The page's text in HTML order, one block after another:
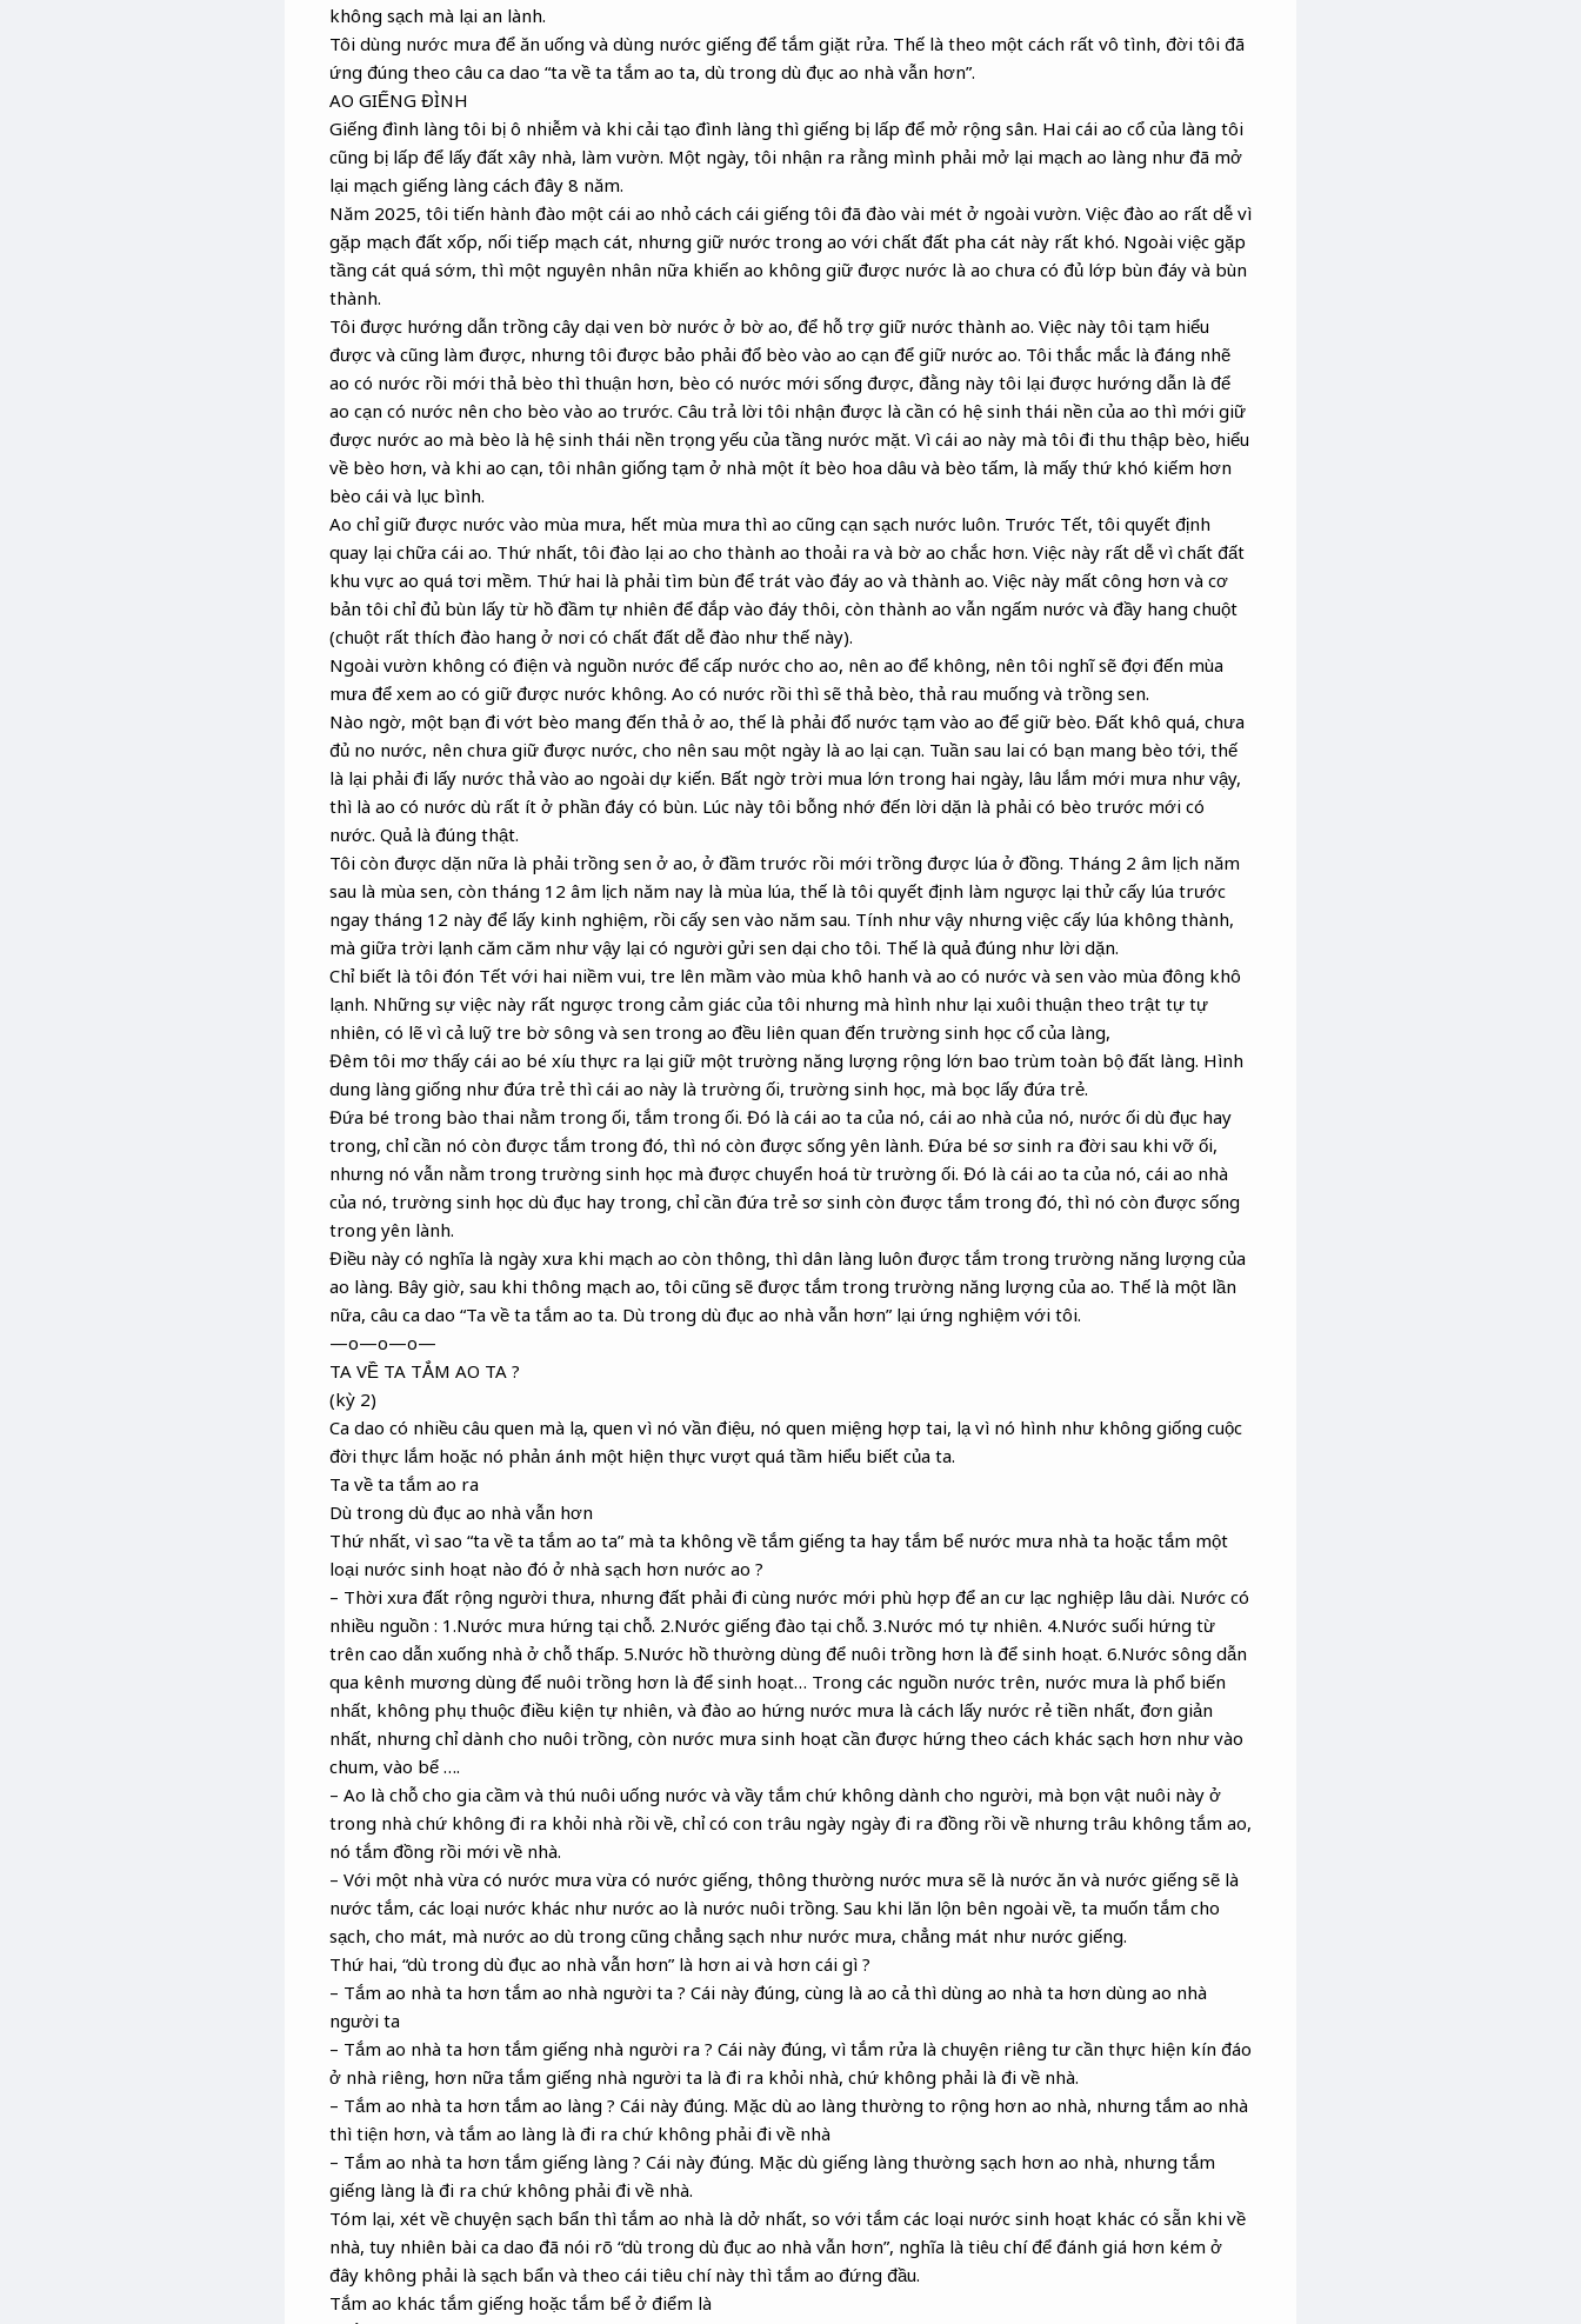
không sạch mà lại an lành.
Tôi dùng nước mưa để ăn uống và dùng nước giếng để tắm giặt rửa. Thế là theo một cách rất vô tình, đời tôi đã
ứng đúng theo câu ca dao “ta về ta tắm ao ta, dù trong dù đục ao nhà vẫn hơn”.
AO GIẾNG ĐÌNH
Giếng đình làng tôi bị ô nhiễm và khi cải tạo đình làng thì giếng bị lấp để mở rộng sân. Hai cái ao cổ của làng tôi
cũng bị lấp để lấy đất xây nhà, làm vườn. Một ngày, tôi nhận ra rằng mình phải mở lại mạch ao làng như đã mở
lại mạch giếng làng cách đây 8 năm.
Năm 2025, tôi tiến hành đào một cái ao nhỏ cách cái giếng tôi đã đào vài mét ở ngoài vườn. Việc đào ao rất dễ vì
gặp mạch đất xốp, nối tiếp mạch cát, nhưng giữ nước trong ao với chất đất pha cát này rất khó. Ngoài việc gặp
tầng cát quá sớm, thì một nguyên nhân nữa khiến ao không giữ được nước là ao chưa có đủ lớp bùn đáy và bùn
thành.
Tôi được hướng dẫn trồng cây dại ven bờ nước ở bờ ao, để hỗ trợ giữ nước thành ao. Việc này tôi tạm hiểu
được và cũng làm được, nhưng tôi được bảo phải đổ bèo vào ao cạn để giữ nước ao. Tôi thắc mắc là đáng nhẽ
ao có nước rồi mới thả bèo thì thuận hơn, bèo có nước mới sống được, đằng này tôi lại được hướng dẫn là để
ao cạn có nước nên cho bèo vào ao trước. Câu trả lời tôi nhận được là cần có hệ sinh thái nền của ao thì mới giữ
được nước ao mà bèo là hệ sinh thái nền trọng yếu của tầng nước mặt. Vì cái ao này mà tôi đi thu thập bèo, hiểu
về bèo hơn, và khi ao cạn, tôi nhân giống tạm ở nhà một ít bèo hoa dâu và bèo tấm, là mấy thứ khó kiếm hơn
bèo cái và lục bình.
Ao chỉ giữ được nước vào mùa mưa, hết mùa mưa thì ao cũng cạn sạch nước luôn. Trước Tết, tôi quyết định
quay lại chữa cái ao. Thứ nhất, tôi đào lại ao cho thành ao thoải ra và bờ ao chắc hơn. Việc này rất dễ vì chất đất
khu vực ao quá tơi mềm. Thứ hai là phải tìm bùn để trát vào đáy ao và thành ao. Việc này mất công hơn và cơ
bản tôi chỉ đủ bùn lấy từ hồ đầm tự nhiên để đắp vào đáy thôi, còn thành ao vẫn ngấm nước và đầy hang chuột
(chuột rất thích đào hang ở nơi có chất đất dễ đào như thế này).
Ngoài vườn không có điện và nguồn nước để cấp nước cho ao, nên ao để không, nên tôi nghĩ sẽ đợi đến mùa
mưa để xem ao có giữ được nước không. Ao có nước rồi thì sẽ thả bèo, thả rau muống và trồng sen.
Nào ngờ, một bạn đi vớt bèo mang đến thả ở ao, thế là phải đổ nước tạm vào ao để giữ bèo. Đất khô quá, chưa
đủ no nước, nên chưa giữ được nước, cho nên sau một ngày là ao lại cạn. Tuần sau lai có bạn mang bèo tới, thế
là lại phải đi lấy nước thả vào ao ngoài dự kiến. Bất ngờ trời mua lớn trong hai ngày, lâu lắm mới mưa như vậy,
thì là ao có nước dù rất ít ở phần đáy có bùn. Lúc này tôi bỗng nhớ đến lời dặn là phải có bèo trước mới có
nước. Quả là đúng thật.
Tôi còn được dặn nữa là phải trồng sen ở ao, ở đầm trước rồi mới trồng được lúa ở đồng. Tháng 2 âm lịch năm
sau là mùa sen, còn tháng 12 âm lịch năm nay là mùa lúa, thế là tôi quyết định làm ngược lại thử cấy lúa trước
ngay tháng 12 này để lấy kinh nghiệm, rồi cấy sen vào năm sau. Tính như vậy nhưng việc cấy lúa không thành,
mà giữa trời lạnh căm căm như vậy lại có người gửi sen dại cho tôi. Thế là quả đúng như lời dặn.
Chỉ biết là tôi đón Tết với hai niềm vui, tre lên mầm vào mùa khô hanh và ao có nước và sen vào mùa đông khô
lạnh. Những sự việc này rất ngược trong cảm giác của tôi nhưng mà hình như lại xuôi thuận theo trật tự tự
nhiên, có lẽ vì cả luỹ tre bờ sông và sen trong ao đều liên quan đến trường sinh học cổ của làng,
Đêm tôi mơ thấy cái ao bé xíu thực ra lại giữ một trường năng lượng rộng lớn bao trùm toàn bộ đất làng. Hình
dung làng giống như đứa trẻ thì cái ao này là trường ối, trường sinh học, mà bọc lấy đứa trẻ.
Đứa bé trong bào thai nằm trong ối, tắm trong ối. Đó là cái ao ta của nó, cái ao nhà của nó, nước ối dù đục hay
trong, chỉ cần nó còn được tắm trong đó, thì nó còn được sống yên lành. Đứa bé sơ sinh ra đời sau khi vỡ ối,
nhưng nó vẫn nằm trong trường sinh học mà được chuyển hoá từ trường ối. Đó là cái ao ta của nó, cái ao nhà
của nó, trường sinh học dù đục hay trong, chỉ cần đứa trẻ sơ sinh còn được tắm trong đó, thì nó còn được sống
trong yên lành.
Điều này có nghĩa là ngày xưa khi mạch ao còn thông, thì dân làng luôn được tắm trong trường năng lượng của
ao làng. Bây giờ, sau khi thông mạch ao, tôi cũng sẽ được tắm trong trường năng lượng của ao. Thế là một lần
nữa, câu ca dao “Ta về ta tắm ao ta. Dù trong dù đục ao nhà vẫn hơn” lại ứng nghiệm với tôi.
—o—o—o—
TA VỀ TA TẮM AO TA ?
(kỳ 2)
Ca dao có nhiều câu quen mà lạ, quen vì nó vần điệu, nó quen miệng hợp tai, lạ vì nó hình như không giống cuộc
đời thực lắm hoặc nó phản ánh một hiện thực vượt quá tầm hiểu biết của ta.
Ta về ta tắm ao ra
Dù trong dù đục ao nhà vẫn hơn
Thứ nhất, vì sao “ta về ta tắm ao ta” mà ta không về tắm giếng ta hay tắm bể nước mưa nhà ta hoặc tắm một
loại nước sinh hoạt nào đó ở nhà sạch hơn nước ao ?
– Thời xưa đất rộng người thưa, nhưng đất phải đi cùng nước mới phù hợp để an cư lạc nghiệp lâu dài. Nước có
nhiều nguồn : 1.Nước mưa hứng tại chỗ. 2.Nước giếng đào tại chỗ. 3.Nước mó tự nhiên. 4.Nước suối hứng từ
trên cao dẫn xuống nhà ở chỗ thấp. 5.Nước hồ thường dùng để nuôi trồng hơn là để sinh hoạt. 6.Nước sông dẫn
qua kênh mương dùng để nuôi trồng hơn là để sinh hoạt… Trong các nguồn nước trên, nước mưa là phổ biến
nhất, không phụ thuộc điều kiện tự nhiên, và đào ao hứng nước mưa là cách lấy nước rẻ tiền nhất, đơn giản
nhất, nhưng chỉ dành cho nuôi trồng, còn nước mưa sinh hoạt cần được hứng theo cách khác sạch hơn như vào
chum, vào bể ….
– Ao là chỗ cho gia cầm và thú nuôi uống nước và vầy tắm chứ không dành cho người, mà bọn vật nuôi này ở
trong nhà chứ không đi ra khỏi nhà rồi về, chỉ có con trâu ngày ngày đi ra đồng rồi về nhưng trâu không tắm ao,
nó tắm đồng rồi mới về nhà.
– Với một nhà vừa có nước mưa vừa có nước giếng, thông thường nước mưa sẽ là nước ăn và nước giếng sẽ là
nước tắm, các loại nước khác như nước ao là nước nuôi trồng. Sau khi lăn lộn bên ngoài về, ta muốn tắm cho
sạch, cho mát, mà nước ao dù trong cũng chẳng sạch như nước mưa, chẳng mát như nước giếng.
Thứ hai, “dù trong dù đục ao nhà vẫn hơn” là hơn ai và hơn cái gì ?
– Tắm ao nhà ta hơn tắm ao nhà người ta ? Cái này đúng, cùng là ao cả thì dùng ao nhà ta hơn dùng ao nhà
người ta
– Tắm ao nhà ta hơn tắm giếng nhà người ra ? Cái này đúng, vì tắm rửa là chuyện riêng tư cần thực hiện kín đáo
ở nhà riêng, hơn nữa tắm giếng nhà người ta là đi ra khỏi nhà, chứ không phải là đi về nhà.
– Tắm ao nhà ta hơn tắm ao làng ? Cái này đúng. Mặc dù ao làng thường to rộng hơn ao nhà, nhưng tắm ao nhà
thì tiện hơn, và tắm ao làng là đi ra chứ không phải đi về nhà
– Tắm ao nhà ta hơn tắm giếng làng ? Cái này đúng. Mặc dù giếng làng thường sạch hơn ao nhà, nhưng tắm
giếng làng là đi ra chứ không phải đi về nhà.
Tóm lại, xét về chuyện sạch bẩn thì tắm ao nhà là dở nhất, so với tắm các loại nước sinh hoạt khác có sẵn khi về
nhà, tuy nhiên bài ca dao đã nói rõ “dù trong dù đục ao nhà vẫn hơn”, nghĩa là tiêu chí để đánh giá hơn kém ở
đây không phải là sạch bẩn và theo cái tiêu chí này thì tắm ao đứng đầu.
Tắm ao khác tắm giếng hoặc tắm bể ở điểm là